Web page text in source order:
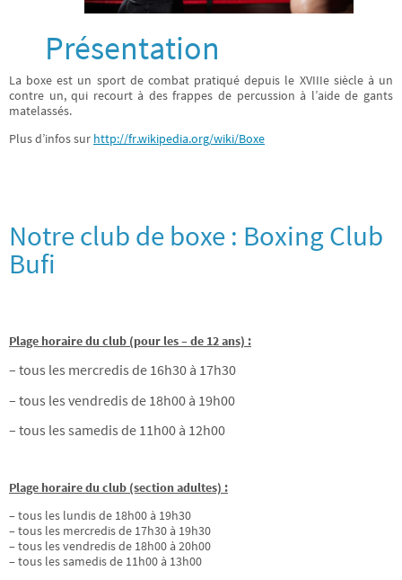
Présentation
La boxe est un sport de combat pratiqué depuis le XVIIIe siècle à un
contre un, qui recourt à des frappes de percussion à l’aide de gants
matelassés.
Plus d’infos sur http://fr.wikipedia.org/wiki/Boxe
Notre club de boxe : Boxing Club
Bufi
Plage horaire du club (pour les – de 12 ans) :
– tous les mercredis de 16h30 à 17h30
– tous les vendredis de 18h00 à 19h00
– tous les samedis de 11h00 à 12h00
Plage horaire du club (section adultes) :
– tous les lundis de 18h00 à 19h30
– tous les mercredis de 17h30 à 19h30
– tous les vendredis de 18h00 à 20h00
– tous les samedis de 11h00 à 13h00